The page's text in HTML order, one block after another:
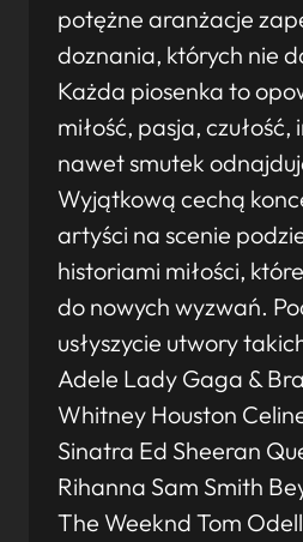
potężne aranżacje
doznania, których nie
Każda piosenka to
miłość, pasja,
nawet smutek
Wyjątkową cechą
artyści na scenie
historiami miłości,
do nowych wyzwań.
usłyszycie utwory
Adele Lady Gaga &
Whitney Houston
Sinatra Ed Sheeran
Rihanna Sam Smith
The Weeknd Tom